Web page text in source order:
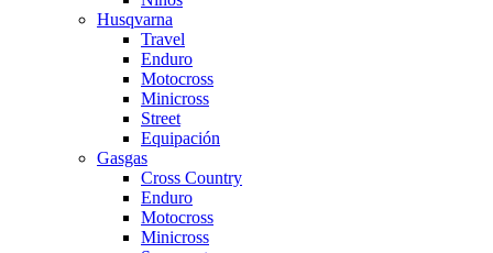
Husqvarna
Travel
Enduro
Motocross
Minicross
Street
Equipación
Gasgas
Cross Country
Enduro
Motocross
Minicross